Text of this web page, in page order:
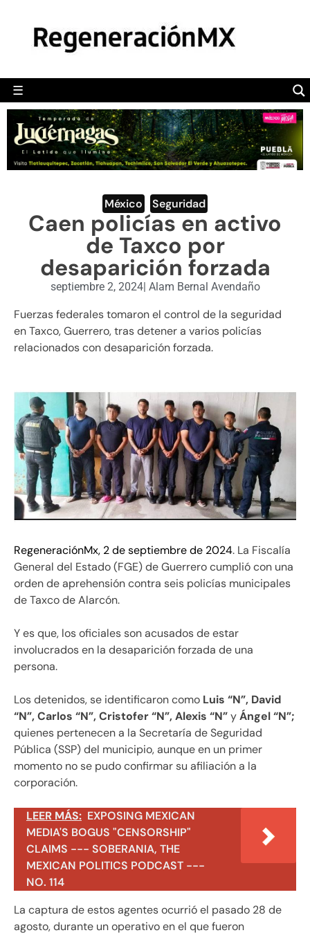
☰
POLÍTICA
CAMALEÓN
OPINIÓN
DEPORTES
ENGLISH SECTION
VIDEOS
México Seguridad
Caen policías en activo
de Taxco por
desaparición forzada
septiembre 2, 2024| Alam Bernal Avendaño
Fuerzas federales tomaron el control de la seguridad
en Taxco, Guerrero, tras detener a varios policías
relacionados con desaparición forzada.
RegeneraciónMx, 2 de septiembre de 2024. La Fiscalía
General del Estado (FGE) de Guerrero cumplió con una
orden de aprehensión contra seis policías municipales
de Taxco de Alarcón.
Y es que, los oficiales son acusados de estar
involucrados en la desaparición forzada de una
persona.
Los detenidos, se identificaron como Luis “N”, David
“N”, Carlos “N”, Cristofer “N”, Alexis “N”yÁngel “N”;
quienes pertenecen a la Secretaría de Seguridad
Pública (SSP) del municipio, aunque en un primer
momento no se pudo confirmar su afiliación a la
corporación.
LEER MÁS: EXPOSING MEXICAN
MEDIA'S BOGUS "CENSORSHIP"
CLAIMS --- SOBERANIA, THE
MEXICAN POLITICS PODCAST ---
NO. 114
La captura de estos agentes ocurrió el pasado 28 de
agosto, durante un operativo en el que fueron